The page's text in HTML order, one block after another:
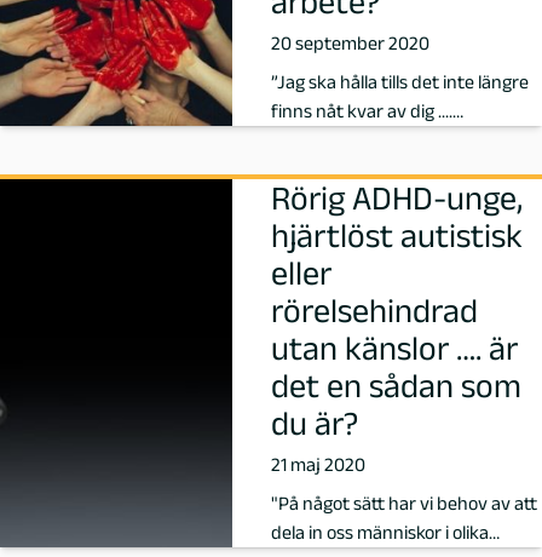
20 september 2020
”Jag ska hålla tills det inte längre
finns nåt kvar av dig ....
Rörig ADHD-unge,
hjärtlöst autistisk
eller
rörelsehindrad
utan känslor …. är
det en sådan som
du är?
21 maj 2020
"På något sätt har vi behov av att
dela in oss människor i olika